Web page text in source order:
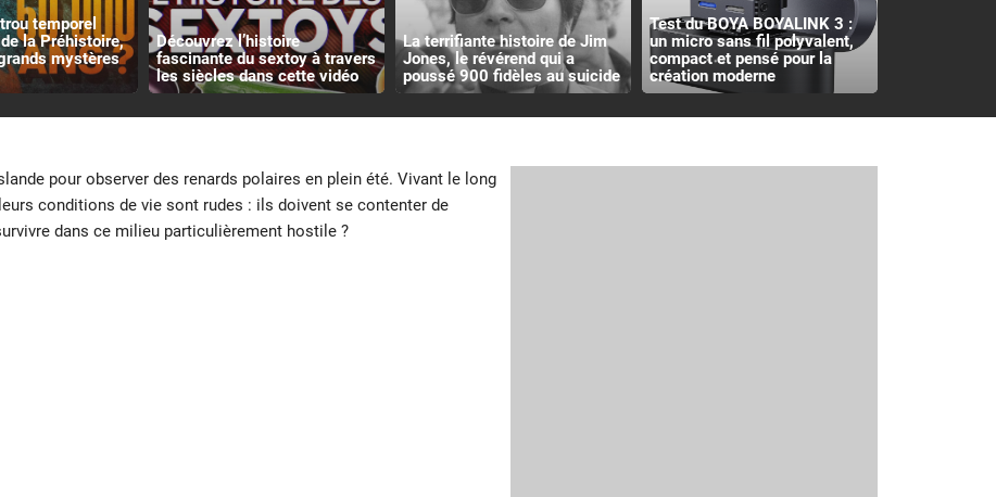
temporel
la Préhistoire,
mystères
Découvrez l’histoire
fascinante du sextoy à travers
les siècles dans cette vidéo
La terrifiante histoire de Jim
Jones, le révérend qui a
poussé 900 fidèles au suicide
Test du BOYA BOYALINK 3 :
un micro sans fil polyvalent,
compact et pensé pour la
création moderne
pour observer des renards polaires en plein été. Vivant le long
conditions de vie sont rudes : ils doivent se contenter de
dans ce milieu particulièrement hostile ?